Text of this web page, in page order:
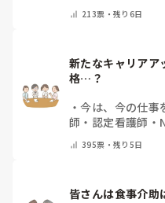
ん ・その他（コメ
213票・残り6日
新たなキャリアア
格…？
・今は、今の仕事
師 ・ 認定看護師 ・
内視鏡技師・その
395票・残り5日
皆さんは食事介